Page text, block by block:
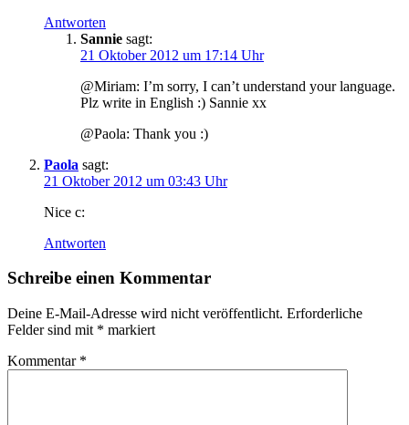
Antworten
Sannie sagt:
21 Oktober 2012 um 17:14 Uhr
@Miriam: I’m sorry, I can’t understand your language.
Plz write in English :) Sannie xx
@Paola: Thank you :)
Paola sagt:
21 Oktober 2012 um 03:43 Uhr
Nice c:
Antworten
Schreibe einen Kommentar
Deine E-Mail-Adresse wird nicht veröffentlicht. Erforderliche
Felder sind mit * markiert
Kommentar *